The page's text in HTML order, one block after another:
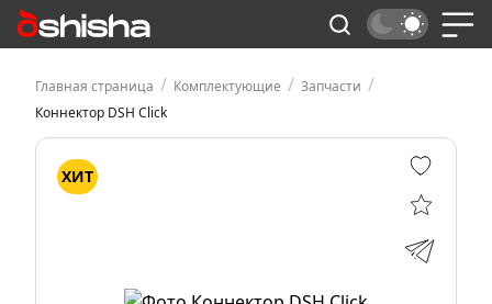
Главная страница / Комплектующие / Запчасти /
Коннектор DSH Click
ХИТ